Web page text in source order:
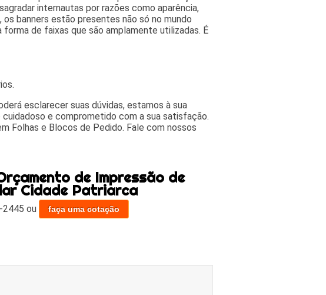
internautas por razões como aparência,
os banners estão presentes não só no mundo
de faixas que são amplamente utilizadas. É
esclarecer suas dúvidas, estamos à sua
e comprometido com a sua satisfação.
Folhas e Blocos de Pedido. Fale com nossos
de Impressão de
Cidade Patriarca
2445 ou faça uma cotação